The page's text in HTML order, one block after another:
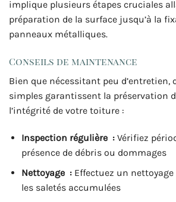
implique plusieurs étapes cruciales
préparation de la surface jusqu’à la
panneaux métalliques.
Conseils de maintenance
Bien que nécessitant peu d’entretien,
simples garantissent la préservation
l’intégrité de votre toiture :
Inspection régulière :Vérifiez
présence de débris ou dommages
Nettoyage :Effectuez un nettoyage
les saletés accumulées